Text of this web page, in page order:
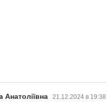
Анатоліївна 21.12.2024 в 19:38